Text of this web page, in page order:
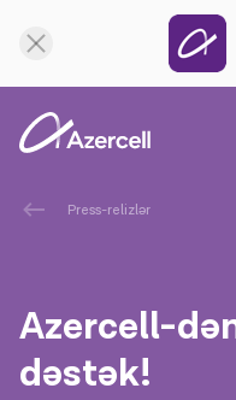
FərdiPress-relizlər
Azercell-
dəstək!
Onlayn dəstək